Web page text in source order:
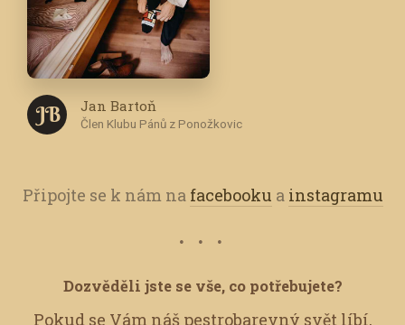
J B Jan Bartoň
Člen Klubu Pánů z Ponožkovic
Připojte se k nám na facebooku a instagramu
Dozvěděli jste se vše, co potřebujete?
Pokud se Vám náš pestrobarevný svět líbí,